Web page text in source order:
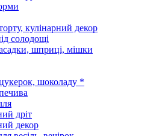
кулінарний декор
солодощі
шприці, мішки
шоколаду *
дріт
декор